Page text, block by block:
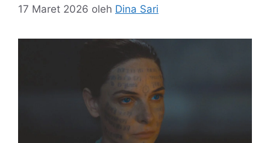
17 Maret 2026 oleh Dina Sari